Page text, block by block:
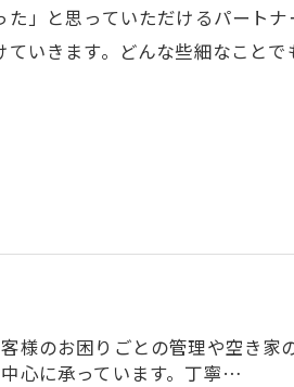
」と思っていただけるパートナ
いきます。どんな些細なことで
様のお困りごとの管理や空き家
心に承っています。丁寧…